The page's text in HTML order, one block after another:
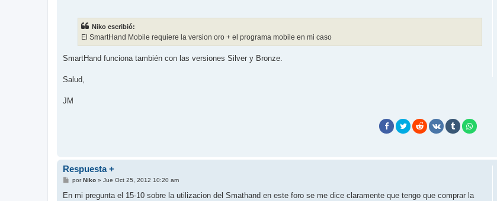
Niko escribió:
El SmartHand Mobile requiere la version oro + el programa mobile en mi caso
SmartHand funciona también con las versiones Silver y Bronze.
Salud,
JM
Respuesta +
M
n
por Niko» Jue Oct 25, 2012 10:20 am
En mi pregunta el 15-10 sobre la utilizacion del Smathand en este foro se me dice claramente que tengo que comprar la